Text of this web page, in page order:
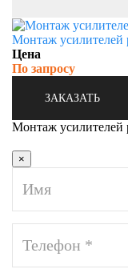
Монтаж усилителей
Цена
По запросу
ЗАКАЗАТЬ
Монтаж усилителей
×